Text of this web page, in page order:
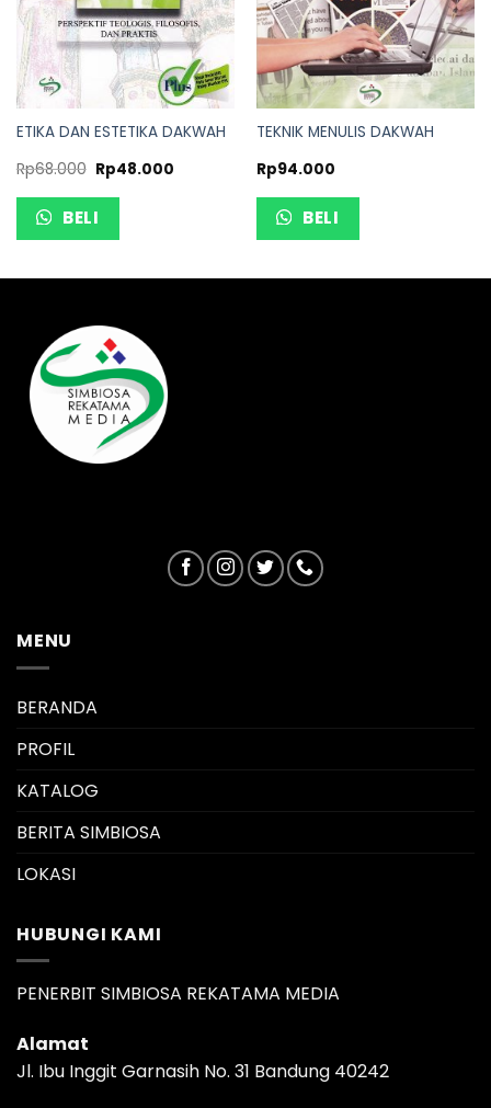
ETIKA DAN ESTETIKA DAKWAH
Rp68.000 Rp48.000
BELI
TEKNIK MENULIS DAKWAH
Rp94.000
BELI
MENU
BERANDA
PROFIL
KATALOG
BERITA SIMBIOSA
LOKASI
HUBUNGI KAMI
PENERBIT SIMBIOSA REKATAMA MEDIA
Alamat
Jl. Ibu Inggit Garnasih No. 31 Bandung 40242